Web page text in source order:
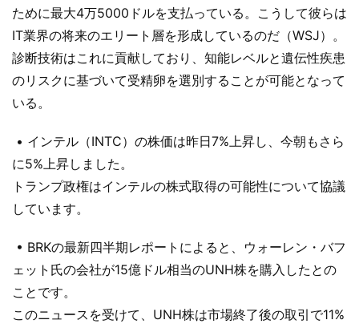
ために最大4万5000ドルを支払っている。こうして彼らは
IT業界の将来のエリート層を形成しているのだ（WSJ）。
診断技術はこれに貢献しており、知能レベルと遺伝性疾患
のリスクに基づいて受精卵を選別することが可能となって
いる。
• インテル（INTC）の株価は昨日7%上昇し、今朝もさら
に5%上昇しました。
トランプ政権はインテルの株式取得の可能性について協議
しています。
• BRKの最新四半期レポートによると、ウォーレン・バフ
ェット氏の会社が15億ドル相当のUNH株を購入したとの
ことです。
このニュースを受けて、UNH株は市場終了後の取引で11%